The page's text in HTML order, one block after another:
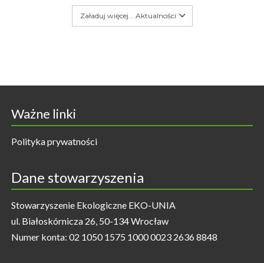
Załaduj więcej... Aktualności
Ważne linki
Polityka prywatności
Dane stowarzyszenia
Stowarzyszenie Ekologiczne EKO-UNIA
ul. Białoskórnicza 26, 50-134 Wrocław
Numer konta: 02 1050 1575 1000 0023 2636 8848